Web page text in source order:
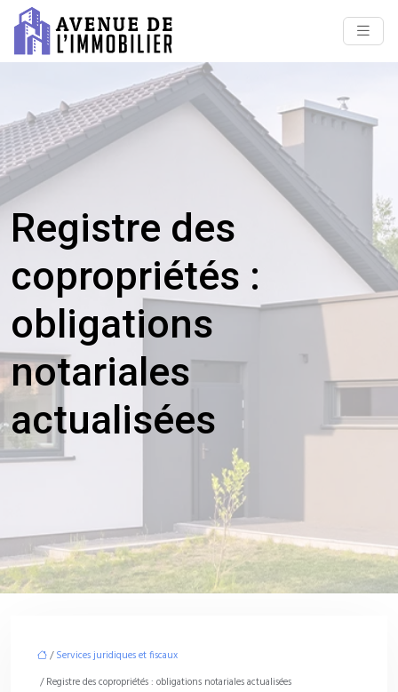
Registre des
copropriétés :
obligations
notariales
actualisées
/Services juridiques et fiscaux
/ Registre des copropriétés : obligations notariales actualisées